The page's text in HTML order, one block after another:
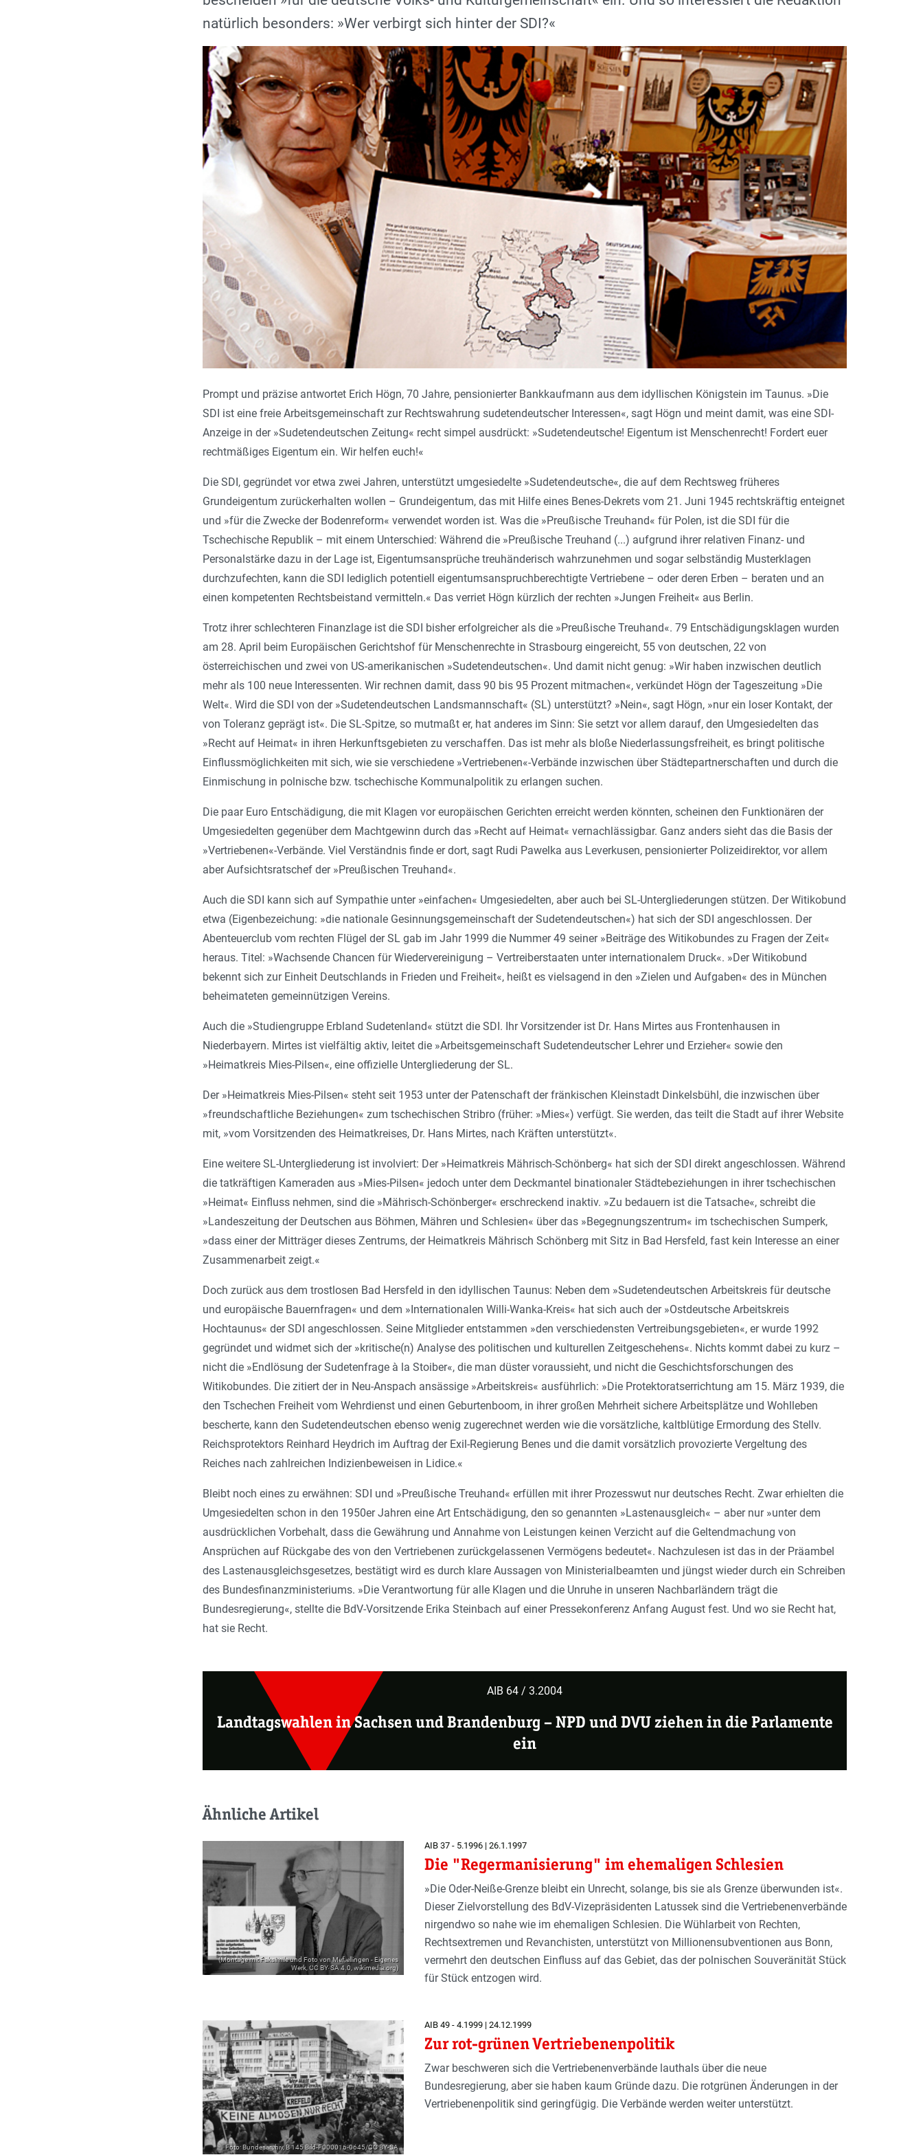
natürlich besonders: »Wer verbirgt sich hinter der SDI?«
Prompt und präzise antwortet Erich Högn, 70 Jahre, pensionierter Bankkaufmann aus dem idyllischen Königstein im Taunus. »Die
SDI ist eine freie Arbeitsgemeinschaft zur Rechtswahrung sudetendeutscher Inte­ressen«, sagt Högn und meint damit, was eine SDI-
Anzeige in der »Sudetendeutschen Zeitung« recht simpel ausdrückt: »Sudetendeutsche! Eigentum ist Menschenrecht! Fordert euer
rechtmäßiges Eigentum ein. Wir helfen euch!«
Die SDI, gegründet vor etwa zwei Jahren, unterstützt umgesiedelte »Sude­tendeutsche«, die auf dem Rechts­weg früheres
Grundeigentum zurück­erhalten wollen – Grundeigentum, das mit Hilfe eines Benes-Dekrets vom 21. Juni 1945 rechtskräftig enteignet
und »für die Zwecke der Bodenreform« verwendet worden ist. Was die »Preußische Treuhand« für Polen, ist die SDI für die
Tschechische Republik – mit einem Unterschied: Während die »Preußische Treuhand (...) aufgrund ihrer relativen Finanz- und
Personalstärke dazu in der Lage ist, Eigentumsansprüche treuhänderisch wahrzunehmen und sogar selbständig Musterklagen
durchzufechten, kann die SDI lediglich potentiell eigentumsanspruchberechtigte Vertriebene – oder deren Erben – beraten und an
einen kompetenten Rechtsbeistand vermitteln.« Das verriet Högn kürzlich der rechten »Jungen Freiheit« aus Berlin.
Trotz ihrer schlechteren Finanzlage ist die SDI bisher erfolgreicher als die »Preußische Treuhand«. 79 Entschädigungsklagen wurden
am 28. April beim Europäischen Gerichtshof für Menschenrechte in Strasbourg eingereicht, 55 von deutschen, 22 von
österreichischen und zwei von US-amerikanischen »Sudetendeutschen«. Und damit nicht genug: »Wir haben inzwischen deutlich
mehr als 100 neue Interessenten. Wir rechnen damit, dass 90 bis 95 Prozent mitmachen«, verkündet Högn der Tageszeitung »Die
Welt«. Wird die SDI von der »Sudetendeutschen Lands­mannschaft« (SL) unterstützt? »Nein«, sagt Högn, »nur ein loser Kontakt, der
von Toleranz geprägt ist«. Die SL-Spitze, so mutmaßt er, hat anderes im Sinn: Sie setzt vor allem darauf, den Umgesiedelten das
»Recht auf Heimat« in ihren Herkunftsgebieten zu verschaffen. Das ist mehr als bloße Niederlassungsfreiheit, es bringt politische
Einflussmöglichkeiten mit sich, wie sie verschiedene »Vertriebenen«-Verbände inzwischen über Städtepartnerschaften und durch die
Einmischung in polnische bzw. tschechische Kommunalpolitik zu erlangen suchen.
Die paar Euro Entschädigung, die mit Klagen vor europäischen Gerichten erreicht werden könnten, scheinen den Funktionären der
Umgesiedelten gegenüber dem Machtgewinn durch das »Recht auf Heimat« vernachlässigbar. Ganz anders sieht das die Basis der
»Vertriebenen«-Verbände. Viel Verständnis finde er dort, sagt Rudi Pawelka aus Leverkusen, pensionierter Polizeidirektor, vor allem
aber Aufsichtsratschef der »Preußischen Treuhand«.
Auch die SDI kann sich auf Sympathie unter »einfachen« Umgesiedelten, aber auch bei SL-Untergliederungen stützen. Der Witikobund
etwa (Eigenbezeichung: »die nationale Gesin­nungsgemeinschaft der Sudetendeutschen«) hat sich der SDI ange­schlossen. Der
Abenteuerclub vom rechten Flügel der SL gab im Jahr 1999 die Nummer 49 seiner »Beiträge des Witikobundes zu Fragen der Zeit«
heraus. Titel: »Wachsende Chancen für Wiedervereinigung – Vertreiberstaaten unter internationalem Druck«. »Der Witikobund
bekennt sich zur Einheit Deutschlands in Frieden und Freiheit«, heißt es vielsagend in den »Zielen und Aufgaben« des in München
beheimateten gemeinnützigen Vereins.
Auch die »Studiengruppe Erbland Sudetenland« stützt die SDI. Ihr Vorsitzender ist Dr. Hans Mirtes aus Frontenhausen in
Niederbayern. Mirtes ist vielfältig aktiv, leitet die »Arbeitsgemeinschaft Sudetendeutscher Lehrer und Erzieher« sowie den
»Heimatkreis Mies-Pilsen«, eine offizielle Untergliederung der SL.
Der »Heimatkreis Mies-Pilsen« steht seit 1953 unter der Patenschaft der fränkischen Kleinstadt Dinkelsbühl, die inzwischen über
»freundschaftliche Beziehungen« zum tschechischen Stribro (früher: »Mies«) verfügt. Sie werden, das teilt die Stadt auf ihrer Website
mit, »vom Vorsitzenden des Heimatkreises, Dr. Hans Mirtes, nach Kräften unterstützt«.
Eine weitere SL-Untergliederung ist involviert: Der »Heimatkreis Mährisch-Schönberg« hat sich der SDI direkt angeschlossen. Während
die tatkräftigen Kameraden aus »Mies-Pilsen« jedoch unter dem Deckmantel binationaler Städtebeziehungen in ihrer tschechischen
»Heimat« Einfluss nehmen, sind die »Mährisch-Schönberger« erschreckend inaktiv. »Zu bedauern ist die Tatsache«, schreibt die
»Landeszeitung der Deutschen aus Böhmen, Mähren und Schlesien« über das »Begegnungszentrum« im tschechischen Sumperk,
»dass einer der Mitträger dieses Zentrums, der Heimatkreis Mährisch Schönberg mit Sitz in Bad Hersfeld, fast kein Interesse an einer
Zusammenarbeit zeigt.«
Doch zurück aus dem trostlosen Bad Hersfeld in den idyllischen Taunus: Neben dem »Sudetendeutschen Arbeitskreis für deutsche
und euro­päische Bauernfragen« und dem »Internationalen Willi-Wanka-Kreis« hat sich auch der »Ostdeutsche Arbeitskreis
Hochtaunus« der SDI angeschlossen. Seine Mitglieder entstammen »den verschiedensten Vertreibungsgebieten«, er wurde 1992
gegründet und widmet sich der »kritische(n) Analyse des politischen und kulturellen Zeitgeschehens«. Nichts kommt dabei zu kurz –
nicht die »End­lösung der Sudetenfrage à la Stoiber«, die man düster voraussieht, und nicht die Geschichtsforschungen des
Witikobundes. Die zitiert der in Neu-Anspach ansässige »Arbeitskreis« ausführlich: »Die Protektoratserrichtung am 15. März 1939, die
den Tschechen Freiheit vom Wehrdienst und einen Geburtenboom, in ihrer großen Mehrheit sichere Arbeitsplätze und Wohlleben
bescherte, kann den Sudetendeutschen ebenso wenig zugerechnet werden wie die vorsätzliche, kaltblütige Ermordung des Stellv.
Reichsprotektors Reinhard Heydrich im Auftrag der Exil-Regierung Benes und die damit vorsätzlich provozierte Vergeltung des
Reiches nach zahlreichen Indizienbeweisen in Lidice.«
Bleibt noch eines zu erwähnen: SDI und »Preußische Treuhand« erfüllen mit ihrer Prozesswut nur deutsches Recht. Zwar erhielten die
Umgesiedelten schon in den 1950er Jahren eine Art Entschädigung, den so genannten »Lastenausgleich« – aber nur »unter dem
ausdrücklichen Vorbehalt, dass die Gewährung und Annahme von Leistungen keinen Verzicht auf die Geltendmachung von
Ansprüchen auf Rückgabe des von den Vertriebenen zurückgelassenen Vermögens bedeutet«. Nachzulesen ist das in der Präambel
des Lastenaus­gleichsgesetzes, bestätigt wird es durch klare Aussagen von Ministerialbeamten und jüngst wieder durch ein Schreiben
des Bundesfinanzministeriums. »Die Verantwortung für alle Klagen und die Unruhe in unseren Nachbarländern trägt die
Bundesregierung«, stellte die BdV-Vorsitzende Erika Steinbach auf einer Pressekonferenz Anfang August fest. Und wo sie Recht hat,
hat sie Recht.
AIB 64 / 3.2004
Landtagswahlen in Sachsen und Brandenburg –NPD und DVU ziehen in die Parlamente
ein
Ähnliche Artikel
(Montage mit Faksimile und Foto von Mef.ellingen - Eigenes
Werk, CC BY-SA 4.0, wikimedia.org)
AIB 37 - 5.1996 | 26.1.1997
Die "Regermanisierung" im ehemaligen Schlesien
»Die Oder-Neiße-Grenze bleibt ein Unrecht, solange, bis sie als Grenze überwunden ist«.
Dieser Zielvorstellung des BdV-Vizepräsidenten Latussek sind die Vertriebenenverbände
nirgendwo so nahe wie im ehemaligen Schlesien. Die Wühlarbeit von Rechten,
Rechtsextremen und Revanchisten, unterstützt von Millionensubventionen aus Bonn,
vermehrt den deutschen Einfluss auf das Gebiet, das der polnischen Souveränität Stück
für Stück entzogen wird.
Foto: Bundesarchiv, B 145 Bild-F000016-0645/CC BY-SA
AIB 49 - 4.1999 | 24.12.1999
Zur rot-grünen Vertriebenenpolitik
Zwar beschweren sich die Vertriebenenverbände lauthals über die neue
Bundesregierung, aber sie haben kaum Gründe dazu. Die rotgrünen Änderungen in der
Vertriebenenpolitik sind geringfügig. Die Verbände werden weiter unterstützt.